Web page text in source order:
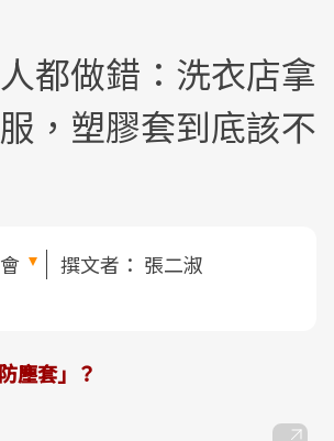
都做錯：洗衣店拿
，塑膠套到底該不
撰文者： 張二淑
塵套」？